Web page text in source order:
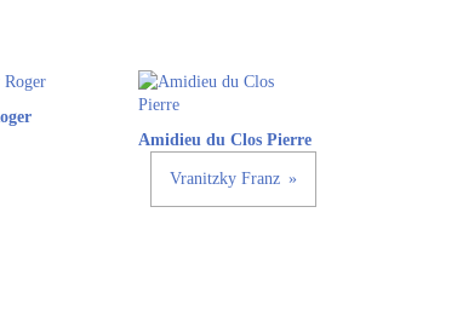
Amidieu du Clos Pierre
Vranitzky Franz